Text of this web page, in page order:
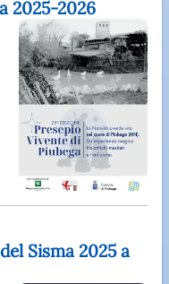
2025-2026
Sisma 2025 a